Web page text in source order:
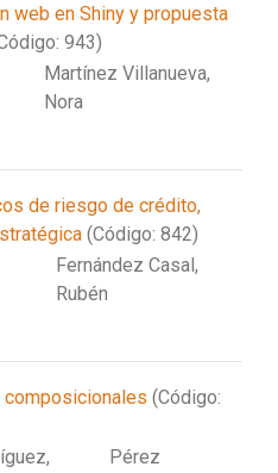
web en Shiny y propuesta
943)
Martínez Villanueva,
Nora
de riesgo de crédito,
(Código: 842)
Fernández Casal,
Rubén
(Código:
Pérez